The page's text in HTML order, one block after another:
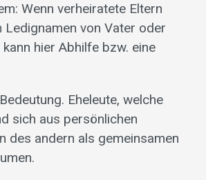
Wenn verheiratete Eltern
Ledignamen von Vater oder
hier Abhilfe bzw. eine
Eheleute, welche
sich aus persönlichen
des andern als gemeinsamen